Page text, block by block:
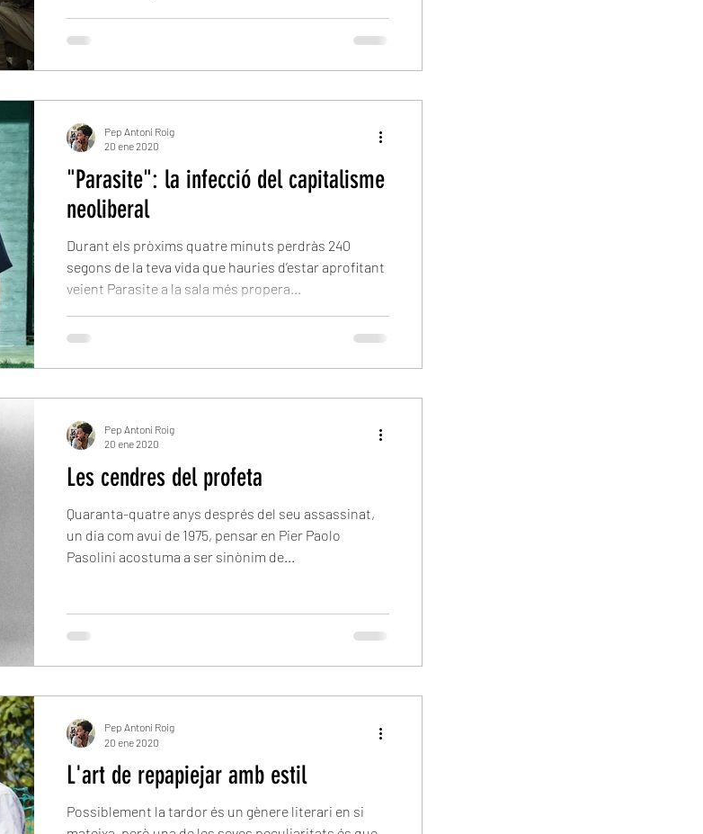
"Parasite": la infecció del capitalisme
neoliberal
Durant els pròxims quatre minuts perdràs 240
segons de la teva vida que hauries d’estar aprofitant
veient Parasite a la sala més propera...
Pep Antoni Roig
20 ene 2020
Les cendres del profeta
Quaranta-quatre anys després del seu assassinat,
un dia com avui de 1975, pensar en Pier Paolo
Pasolini acostuma a ser sinònim de...
Pep Antoni Roig
20 ene 2020
L'art de repapiejar amb estil
Possiblement la tardor és un gènere literari en si
Pep Antoni Roig
20 ene 2020